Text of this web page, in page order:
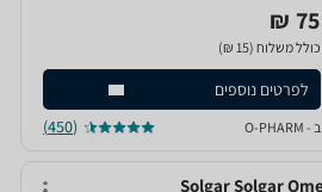
75 ₪
כולל משלוח (15 ₪)
לפרטים נוספים
ב - O-PHARM (450)